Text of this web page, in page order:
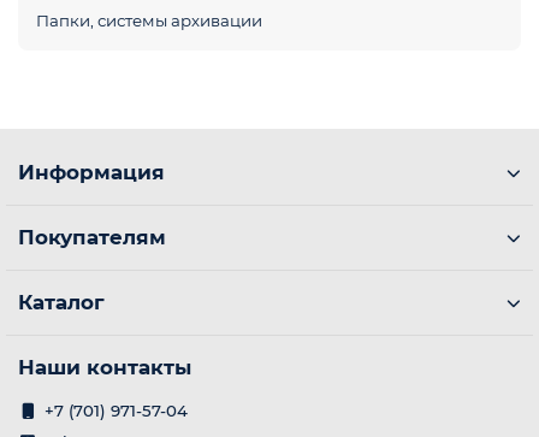
Папки, системы архивации
Информация
Покупателям
Каталог
Наши контакты
+7 (701) 971-57-04